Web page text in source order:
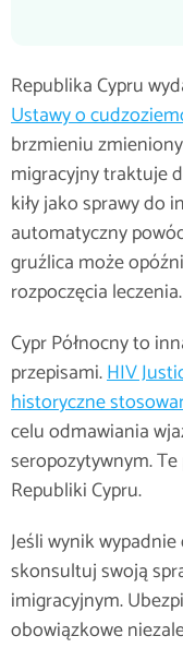
Republika Cypru
Ustawy o
brzmieniu
migracyjny traktuje
kiły jako sprawy do
automatyczny
gruźlica może
rozpoczęcia leczenia.
Cypr Północny to
przepisami.HIV
historyczne
celu odmawiania
seropozytywnym.
Republiki Cypru.
Jeśli wynik
skonsultuj swoją
imigracyjnym.
obowiązkowe